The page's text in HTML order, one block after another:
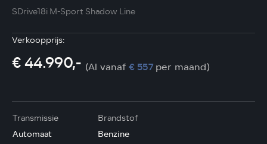
SDrive18i M-Sport Shadow Line
Verkoopprijs:
€ 44.990,- (Al vanaf € 557 per maand)
Transmissie
Automaat
Brandstof
Benzine